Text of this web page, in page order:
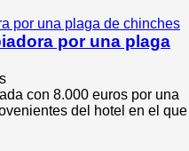
por una plaga
con 8.000 euros por una
del hotel en el que